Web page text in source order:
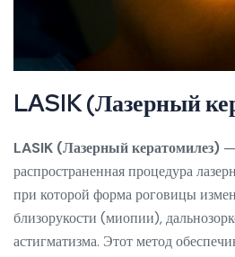
LASIK (Лазерный
LASIK (Лазерный кератомилез)
распространенная процедура
при которой форма роговицы
близорукости (миопии),
астигматизма. Этот метод